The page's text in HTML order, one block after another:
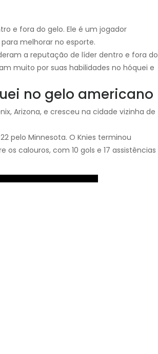
e fora do gelo. Ele é um jogador
melhorar no esporte.
a reputação de líder dentro e fora do
muito por suas habilidades no hóquei e
no gelo americano
Arizona, e cresceu na cidade vizinha de
pelo Minnesota. O Knies terminou
calouros, com 10 gols e 17 assistências